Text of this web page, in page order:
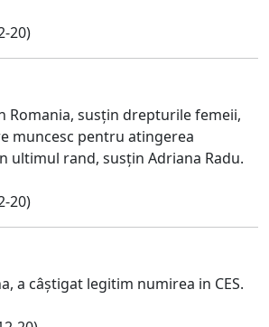
20)
Romania, susțin drepturile femeii,
muncesc pentru atingerea
ultimul rand, susțin Adriana Radu.
20)
a câștigat legitim numirea in CES.